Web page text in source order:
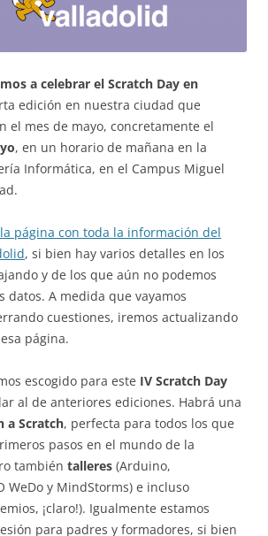
a celebrar el Scratch Day en
edición en nuestra ciudad que
el mes de mayo, concretamente el
, en un horario de mañana en la
Informática, en el Campus Miguel
página con toda la información del
, si bien hay varios detalles en los
y de los que aún no podemos
datos. A medida que vayamos
cuestiones, iremos actualizando
página.
escogido para este IV Scratch Day
al de anteriores ediciones. Habrá una
a Scratch, perfecta para todos los que
pasos en el mundo de la
también talleres (Arduino,
WeDo y MindStorms) e incluso
¡claro!). Igualmente estamos
para padres y formadores, si bien